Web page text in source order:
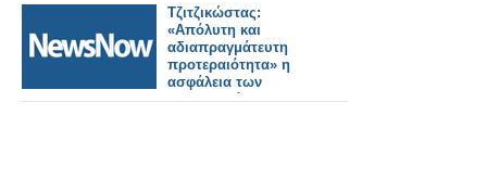
Τζιτζικώστας:
«Απόλυτη και
αδιαπραγμάτευτη
προτεραιότητα» η
ασφάλεια των
σιδηροδρόμων στην